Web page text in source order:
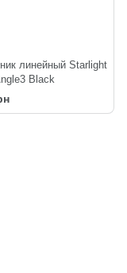
линейный Starlight
Black